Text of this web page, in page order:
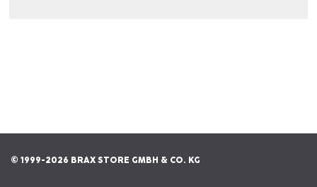
© 1999-2026 BRAX STORE GMBH & CO. KG